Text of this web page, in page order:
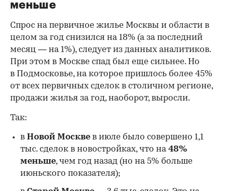
меньше
Спрос на первичное жилье Москвы и области в
целом за год снизился на 18% (а за последний
месяц — на 1%), следует из данных аналитиков.
При этом в Москве спад был еще сильнее. Но
в Подмосковье, на которое пришлось более 45%
от всех первичных сделок в столичном регионе,
продажи жилья за год, наоборот, выросли.
Так:
в Новой Москве в июле было совершено 1,1
тыс. сделок в новостройках, что на48%
меньше, чем год назад (но на 5% больше
июньского показателя);